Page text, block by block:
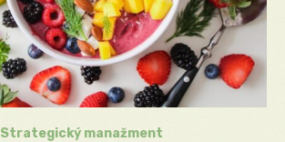
Strategický manažment